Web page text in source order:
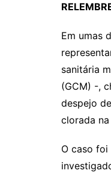
Em umas
sanitária
(GCM) -,
despejo
clorada
O caso